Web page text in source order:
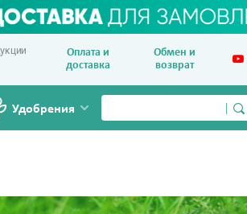
Оплата и
доставка
Обмен и
возврат
Удобрения